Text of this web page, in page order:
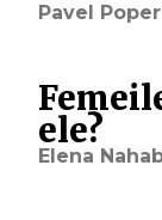
Pavel
ele?
Elena